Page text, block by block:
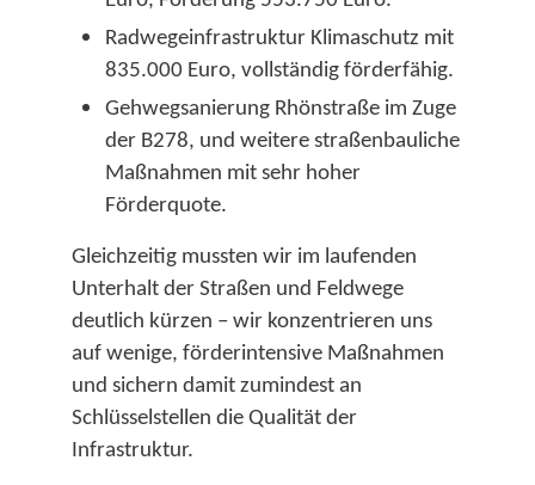
Radwegeinfrastruktur Klimaschutz mit
835.000 Euro, vollständig förderfähig.​
Gehwegsanierung Rhönstraße im Zuge
der B278, und weitere straßenbauliche
Maßnahmen mit sehr hoher
Förderquote.​
Gleichzeitig mussten wir im laufenden
Unterhalt der Straßen und Feldwege
deutlich kürzen – wir konzentrieren uns
auf wenige, förderintensive Maßnahmen
und sichern damit zumindest an
Schlüsselstellen die Qualität der
Infrastruktur.​